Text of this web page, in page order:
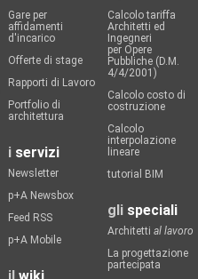
Gare per
affidamenti
d'incarico
Offerte di stage
Rapporti di Lavoro
Portfolio di
architettura
i servizi
Newsletter
p+A Newsbox
Feed RSS
p+A Mobile
Calcolo tariffa
Architetti ed
Ingegneri
per Opere
Pubbliche (D.M.
4/4/2001)
Calcolo costo di
costruzione
Calcolo
interpolazione
lineare
tutorial BIM
gli speciali
Architetti al lavoro
La progettazione
partecipata